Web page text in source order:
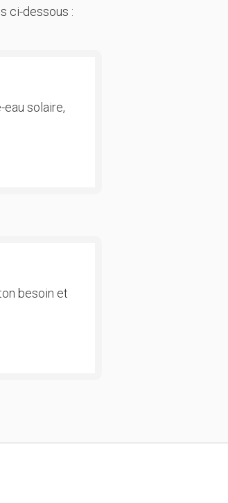
ci-dessous :
solaire,
besoin et